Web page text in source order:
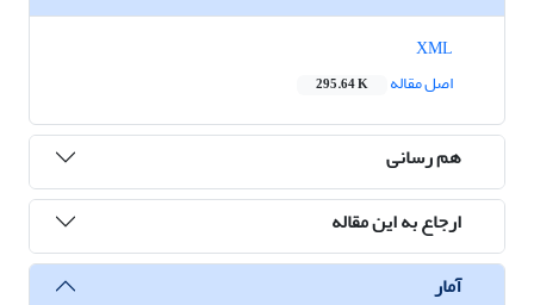
اصل مقاله
295.64 K
هم رسانی
ارجاع به این مقاله
آمار